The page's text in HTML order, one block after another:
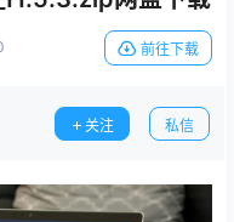
前往下载
关注 私信